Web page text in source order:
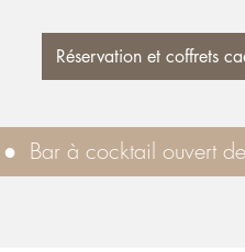
Réservation et coffrets
●  Bar à cocktail ouvert